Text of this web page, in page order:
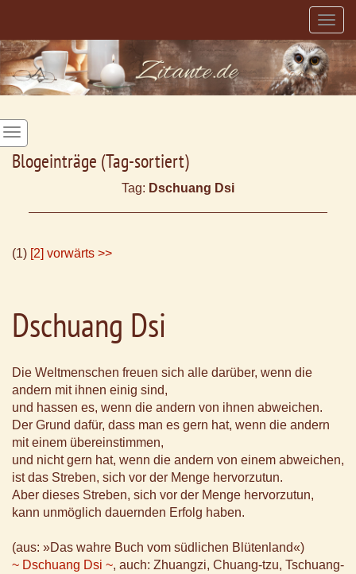
Blogeinträge (Tag-sortiert)
Tag: Dschuang Dsi
(1) [2] vorwärts >>
Dschuang Dsi
Die Weltmenschen freuen sich alle darüber, wenn die
andern mit ihnen einig sind,
und hassen es, wenn die andern von ihnen abweichen.
Der Grund dafür, dass man es gern hat, wenn die andern
mit einem übereinstimmen,
und nicht gern hat, wenn die andern von einem abweichen,
ist das Streben, sich vor der Menge hervorzutun.
Aber dieses Streben, sich vor der Menge hervorzutun,
kann unmöglich dauernden Erfolg haben.
(aus: »Das wahre Buch vom südlichen Blütenland«)
~ Dschuang Dsi ~, auch: Zhuangzi, Chuang-tzu, Tschuang-